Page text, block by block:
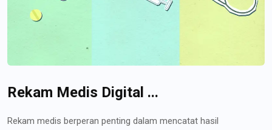
Rekam Medis Digital ...
Rekam medis berperan penting dalam mencatat hasil